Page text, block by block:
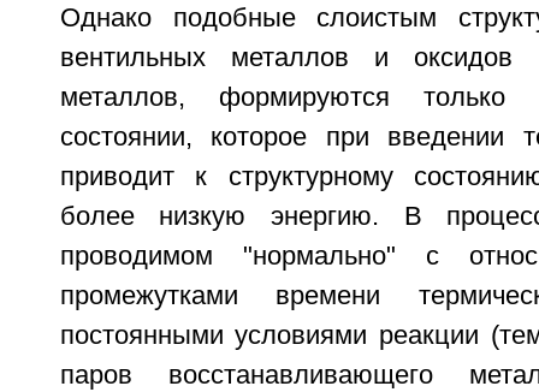
Однако подобные слоистым
вентильных металлов и оксидов
металлов, формируются только
состоянии, которое при введении
приводит к структурному
более низкую энергию. В
проводимом "нормально" с
промежутками времени
постоянными условиями реакции
паров восстанавливающего